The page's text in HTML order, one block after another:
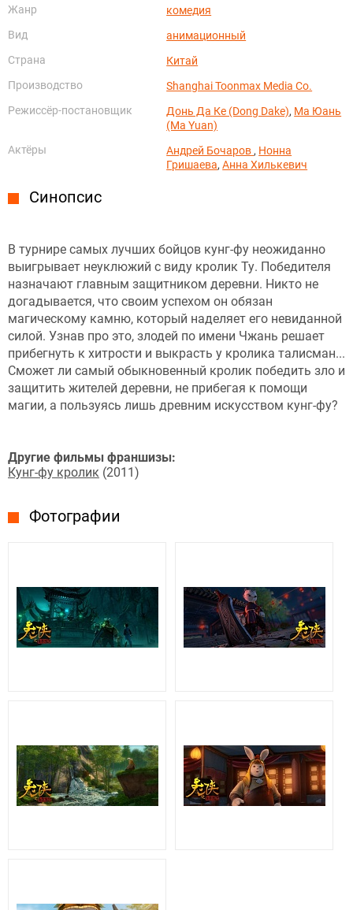
Жанр
комедия
Вид
анимационный
Страна
Китай
Производство
Shanghai Toonmax Media Co.
Режиссёр-постановщик
Донь Да Ке (Dong Dake), Ма Юань
(Ma Yuan)
Актёры
Андрей Бочаров , Нонна
Гришаева,Анна Хилькевич
Синопсис
В турнире самых лучших бойцов кунг-фу неожиданно
выигрывает неуклюжий с виду кролик Ту. Победителя
назначают главным защитником деревни. Никто не
догадывается, что своим успехом он обязан
магическому камню, который наделяет его невиданной
силой. Узнав про это, злодей по имени Чжань решает
прибегнуть к хитрости и выкрасть у кролика талисман...
Сможет ли самый обыкновенный кролик победить зло и
защитить жителей деревни, не прибегая к помощи
магии, а пользуясь лишь древним искусством кунг-фу?
Другие фильмы франшизы:
Кунг-фу кролик (2011)
Фотографии